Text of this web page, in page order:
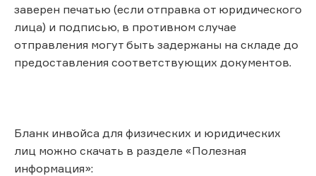
заверен печатью (если отправка от юридического
лица) и подписью, в противном случае
отправления могут быть задержаны на складе до
предоставления соответствующих документов.
Бланк инвойса для физических и юридических
лиц можно скачать в разделе «Полезная
информация»: